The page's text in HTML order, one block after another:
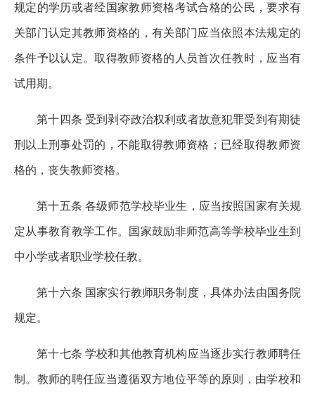
规定的学历或者经国家教师资格考试合格的公民，要求有
关部门认定其教师资格的，有关部门应当依照本法规定的
条件予以认定。取得教师资格的人员首次任教时，应当有
试用期。
第十四条 受到剥夺政治权利或者故意犯罪受到有期徒
刑以上刑事处罚的，不能取得教师资格；已经取得教师资
格的，丧失教师资格。
第十五条 各级师范学校毕业生，应当按照国家有关规
定从事教育教学工作。国家鼓励非师范高等学校毕业生到
中小学或者职业学校任教。
第十六条 国家实行教师职务制度，具体办法由国务院
规定。
第十七条 学校和其他教育机构应当逐步实行教师聘任
制。教师的聘任应当遵循双方地位平等的原则，由学校和